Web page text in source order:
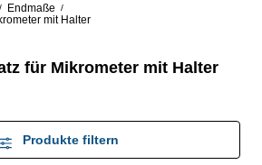
/ Endmaße /
mit Halter
für Mikrometer mit Halter
Produkte filtern